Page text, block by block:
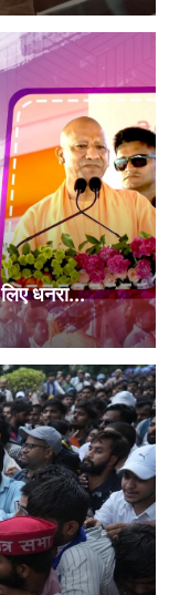
धनरा...